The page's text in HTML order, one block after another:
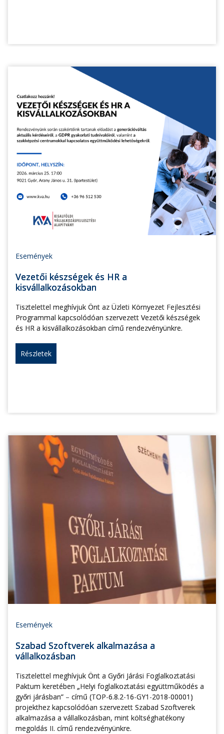
Események
Vezetői készségek és HR a
kisvállalkozásokban
Tisztelettel meghívjuk Önt az Üzleti Környezet Fejlesztési
Programmal kapcsolódóan szervezett Vezetői készségek
és HR a kisvállalkozásokban című rendezvényünkre.
Részletek
Események
Szabad Szoftverek alkalmazása a
vállalkozásban
Tisztelettel meghívjuk Önt a Győri Járási Foglalkoztatási
Paktum keretében „Helyi foglalkoztatási együttműködés a
győri járásban” – című (TOP-6.8.2-16-GY1-2018-00001)
projekthez kapcsolódóan szervezett Szabad Szoftverek
alkalmazása a vállalkozásban, mint költséghatékony
megoldás II. című rendezvényünkre.